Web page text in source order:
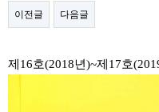
이전글 다음글
제16호(2018년)~제17호